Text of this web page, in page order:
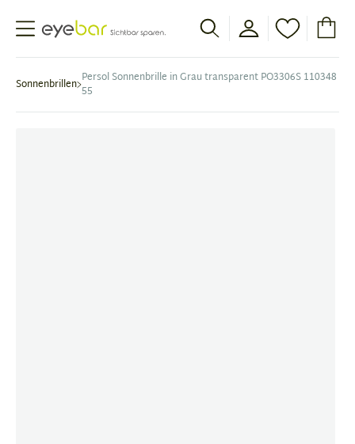
Abele Optic
Sonnenbrillen Persol Sonnenbrille in Grau transparent PO3306S 110348
55